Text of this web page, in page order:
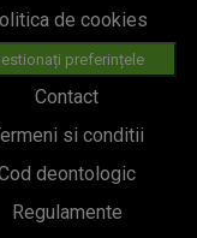
de cookies
preferințele
Contact
si conditii
deontologic
Regulamente